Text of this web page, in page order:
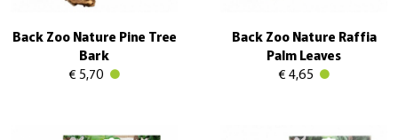
Back Zoo Nature Pine Tree
Bark
€ 5,70
Back Zoo Nature Raffia
Palm Leaves
€ 4,65